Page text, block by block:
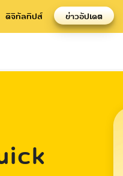
ดิจิทัลทิปส์ ข่าวอัปเดต